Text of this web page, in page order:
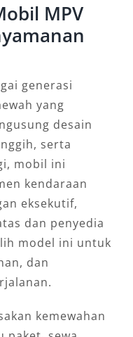
MPV
generasi
yang
desain
serta
mobil ini
kendaraan
eksekutif,
dan penyedia
model ini untuk
dan
kemewahan